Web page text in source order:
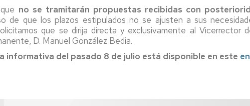
no se tramitarán propuestas recibidas con
de que los plazos estipulados no se ajusten a sus
que se dirija directa y exclusivamente al Vicerrector
D. Manuel González Bedia.
informativa del pasado 8 de julio está disponible en este